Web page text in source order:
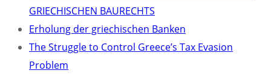
GRIECHISCHEN BAURECHTS
Erholung der griechischen Banken
The Struggle to Control Greece’s Tax Evasion
Problem